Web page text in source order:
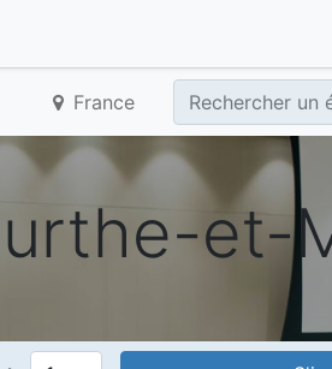
France
et-